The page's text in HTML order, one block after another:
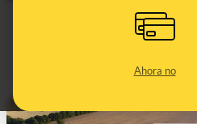
Ahora no
efecto de los
turbinas eólicas en